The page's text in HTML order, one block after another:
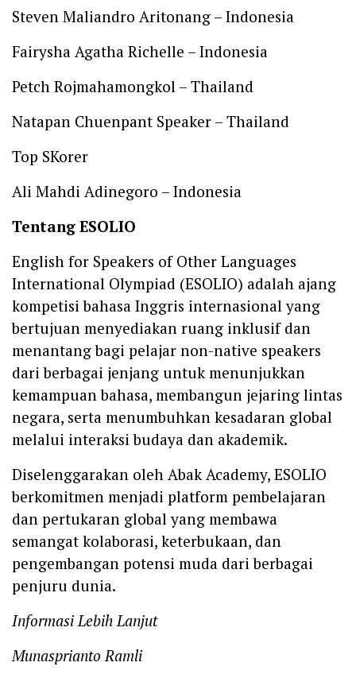
Steven Maliandro Aritonang – Indonesia
Fairysha Agatha Richelle – Indonesia
Petch Rojmahamongkol – Thailand
Natapan Chuenpant Speaker – Thailand
Top SKorer
Ali Mahdi Adinegoro – Indonesia
Tentang ESOLIO
English for Speakers of Other Languages
International Olympiad (ESOLIO) adalah ajang
kompetisi bahasa Inggris internasional yang
bertujuan menyediakan ruang inklusif dan
menantang bagi pelajar non-native speakers
dari berbagai jenjang untuk menunjukkan
kemampuan bahasa, membangun jejaring lintas
negara, serta menumbuhkan kesadaran global
melalui interaksi budaya dan akademik.
Diselenggarakan oleh Abak Academy, ESOLIO
berkomitmen menjadi platform pembelajaran
dan pertukaran global yang membawa
semangat kolaborasi, keterbukaan, dan
pengembangan potensi muda dari berbagai
penjuru dunia.
Informasi Lebih Lanjut
Munasprianto Ramli